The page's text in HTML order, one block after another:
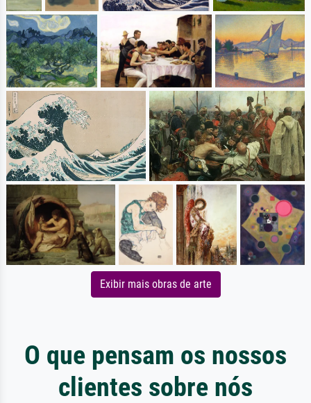
Exibir mais obras de arte
O que pensam os nossos
clientes sobre nós